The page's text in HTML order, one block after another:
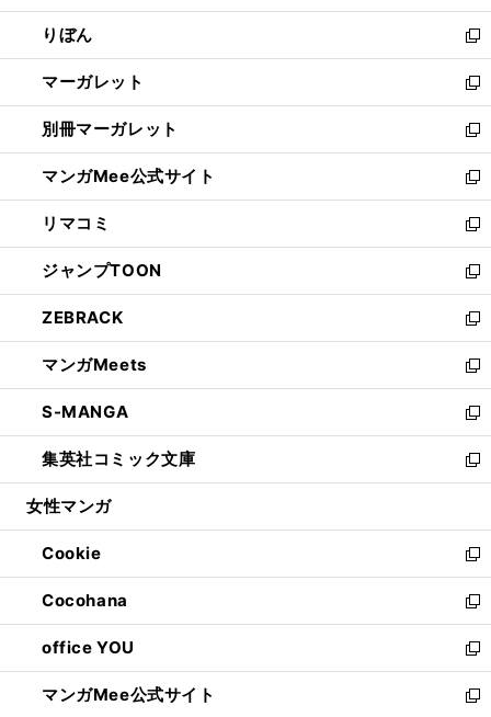
開
く
ウ
で
開
く
ン
ド
ウ
で
開
く
ウ
ィ
ン
ド
ウ
で
開
く
りぼん
新
し
い
ウ
ィ
ン
ド
ウ
で
開
く
マーガレット
新
し
い
ウ
ィ
ン
ド
ウ
で
開
く
別冊マーガレット
新
し
い
ウ
ィ
ン
ド
ウ
で
開
く
マンガMee公式サイト
新
し
い
ウ
ィ
ン
ド
ウ
で
開
く
リマコミ
新
し
い
ウ
ィ
ン
ド
ウ
で
開
く
ジャンプTOON
新
し
い
ウ
ィ
ン
ド
ウ
で
開
ZEBRACK
新
し
い
ウ
ィ
ン
ド
ウ
開
く
マンガMeets
新
し
い
ウ
ィ
ン
ウ
で
開
く
S-MANGA
新
し
い
ウ
ン
ド
ウ
で
開
く
集英社コミック文庫
新
し
ウ
ィ
ン
ド
ウ
で
開
く
女性マンガ
Cookie
新
し
い
ウ
ィ
ン
ド
Cocohana
新
し
い
ウ
ィ
office YOU
新
し
い
マンガMee公式サイト
新